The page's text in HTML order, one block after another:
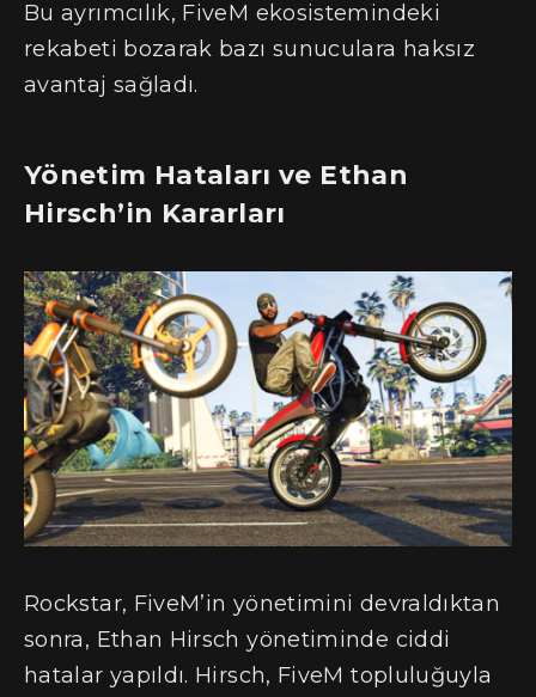
Bu ayrımcılık, FiveM ekosistemindeki
rekabeti bozarak bazı sunuculara haksız
avantaj sağladı.
Yönetim Hataları ve Ethan
Hirsch’in Kararları
Rockstar, FiveM’in yönetimini devraldıktan
sonra, Ethan Hirsch yönetiminde ciddi
hatalar yapıldı. Hirsch, FiveM topluluğuyla